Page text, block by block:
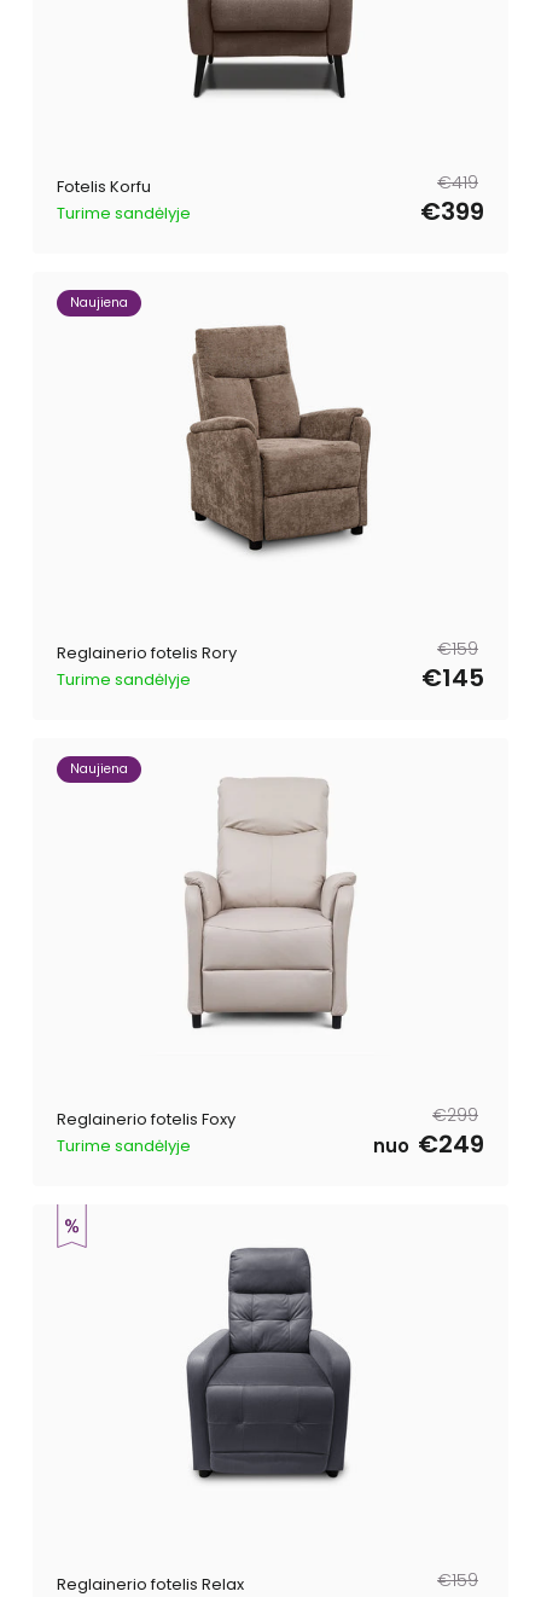
Fotelis Korfu
Turime sandėlyje
Reguliari
kaina
€419
Išpardavimo
kaina€399
Naujiena
Reglainerio fotelis Rory
Turime sandėlyje
Reguliari
kaina
€159
Išpardavimo
kaina€145
Naujiena
Reglainerio fotelis Foxy
Turime sandėlyje
Reguliari
kaina
€299
Išpardavimo
kaina
nuo €249
Reglainerio fotelis Relax Reguliari
€159
Išpardavimo